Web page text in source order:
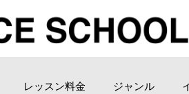
レッスン料金 ジャンル